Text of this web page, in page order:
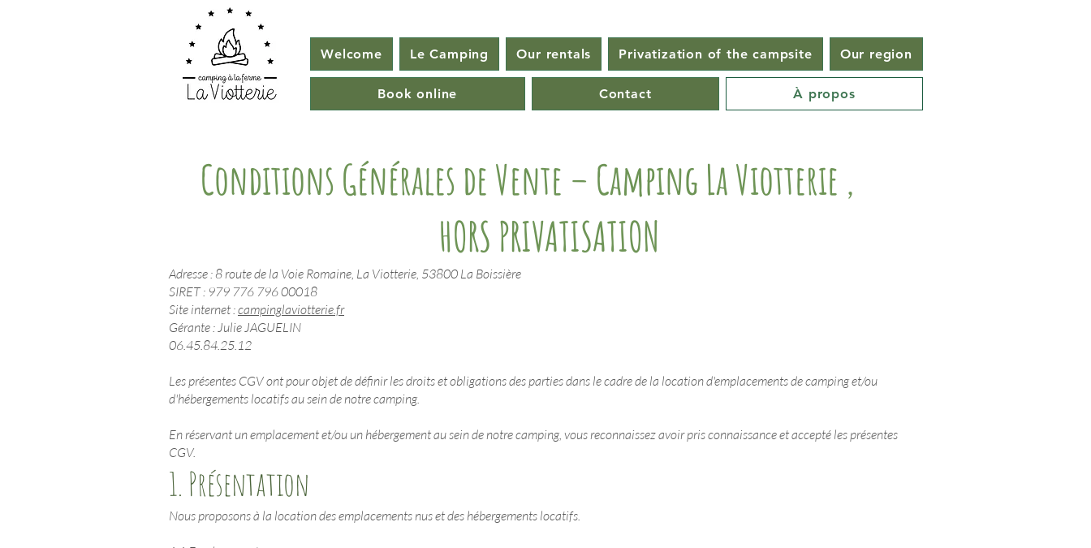
Welcome Le Camping Our rentals Privatization of the campsite Our region
Book online Contact À propos
Conditions Générales de Vente – Camping La Viotterie ,
HORS PRIVATISATION
Adresse : 8 route de la Voie Romaine, La Viotterie, 53800 La Boissière
SIRET : 979 776 796 00018
Site internet :campinglaviotterie.fr
Gérante : Julie JAGUELIN
06.45.84.25.12
Les présentes CGV ont pour objet de définir les droits et obligations des parties dans le cadre de la location d'emplacements de camping et/ou
d'hébergements locatifs au sein de notre camping.
En réservant un emplacement et/ou un hébergement au sein de notre camping, vous reconnaissez avoir pris connaissance et accepté les présentes
CGV.
1. Présentation
Nous proposons à la location des emplacements nus et des hébergements locatifs.